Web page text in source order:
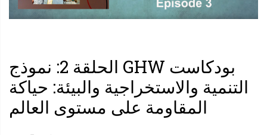
ظل
جائحة
وجهة
بودكاست GHW الحلقة 2: نموذج
التنمية والاستخراجية والبيئة: حياكة
المقاومة على مستوى العالم